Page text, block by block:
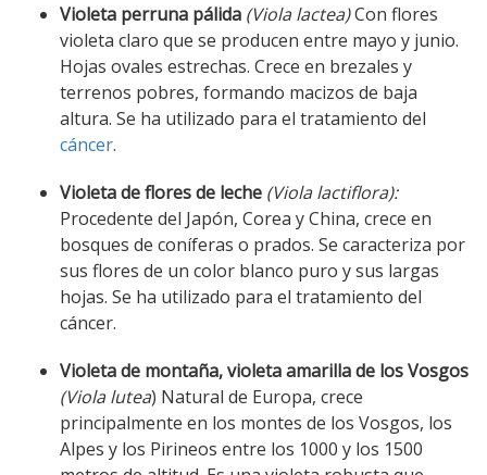
Violeta perruna pálida (Viola lactea)Con flores
violeta claro que se producen entre mayo y junio.
Hojas ovales estrechas. Crece en brezales y
terrenos pobres, formando macizos de baja
altura. Se ha utilizado para el tratamiento del
cáncer.
Violeta de flores de leche (Viola lactiflora):
Procedente del Japón, Corea y China, crece en
bosques de coníferas o prados. Se caracteriza por
sus flores de un color blanco puro y sus largas
hojas. Se ha utilizado para el tratamiento del
cáncer.
Violeta de montaña, violeta amarilla de los Vosgos
(Viola lutea) Natural de Europa, crece
principalmente en los montes de los Vosgos, los
Alpes y los Pirineos entre los 1000 y los 1500